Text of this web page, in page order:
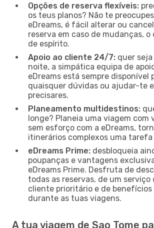
Opções de reserva flexíveis:
os teus planos? Não te
eDreams, é fácil alterar ou
reserva em caso de mudanças, o
de espírito.
Apoio ao cliente 24/7: quer
noite, a simpática equipa de
eDreams está sempre disponível
quaisquer dúvidas ou ajudar-te
precisares.
Planeamento multidestinos:
longe? Planeia uma viagem com
sem esforço com a eDreams,
itinerários complexos uma
eDreams Prime: desbloqueia
poupanças e vantagens
eDreams Prime. Desfruta de
todas as reservas, de um serviço
cliente prioritário e de benefícios
durante as tuas viagens.
A tua viagem de Sao Tome